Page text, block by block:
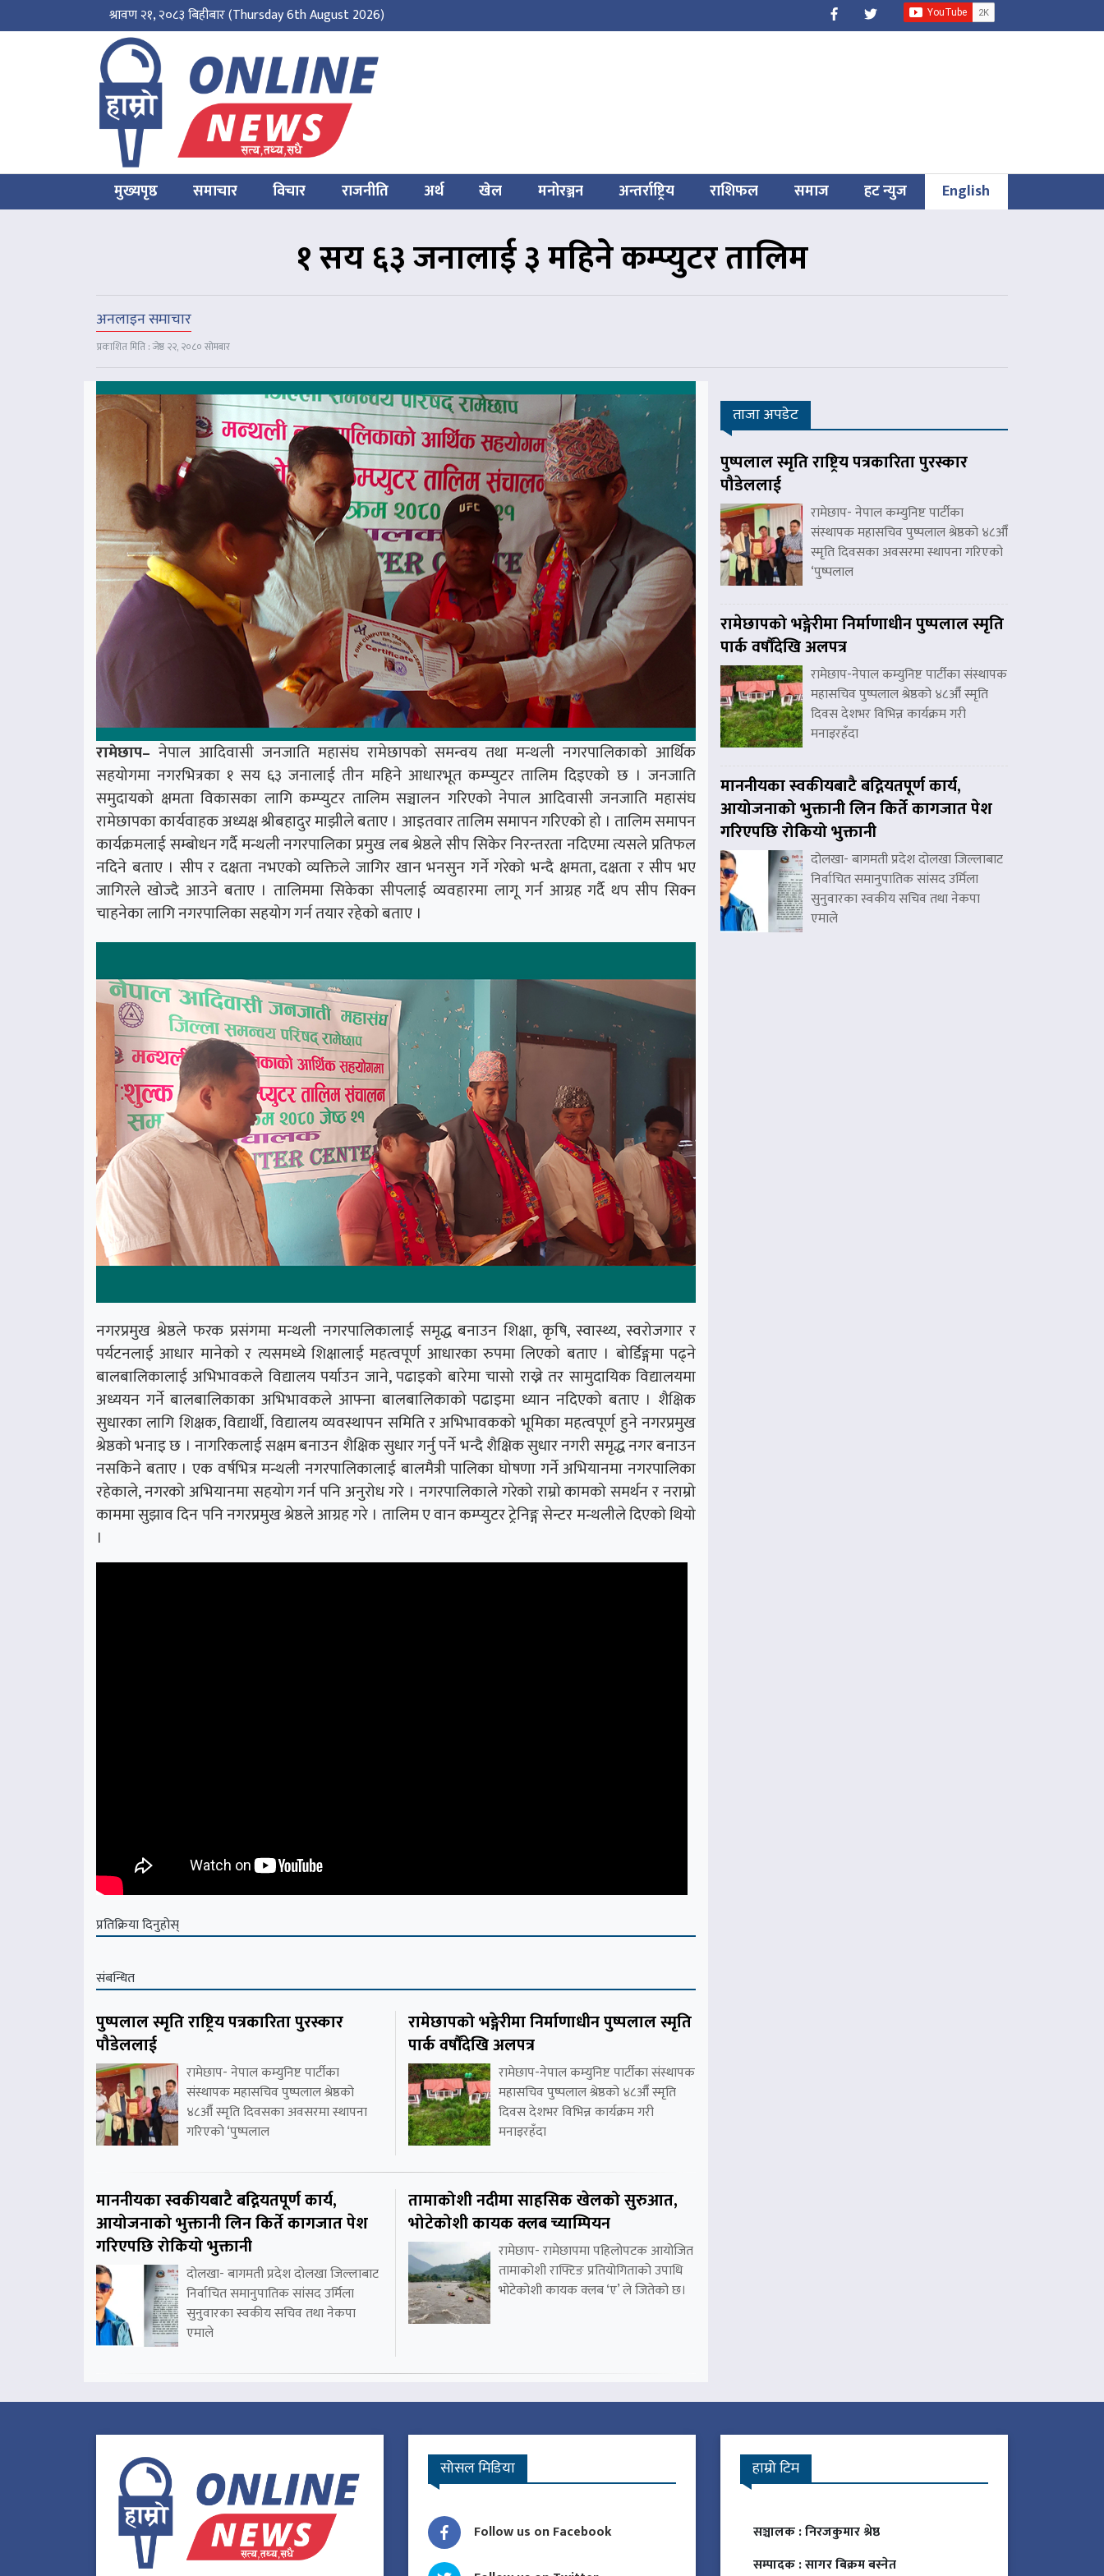
श्रावण २१, २०८३ बिहीबार(Thursday 6th August 2026)
मुख्यपृष्ठ समाचार विचार राजनीति अर्थ खेल मनोरञ्जन अन्तर्राष्ट्रिय राशिफल समाज हट न्युज English
१ सय ६३ जनालाई ३ महिने कम्प्युटर तालिम
अनलाइन समाचार
प्रकाशित मिति : जेष्ठ २२, २०८० सोमबार
रामेछाप– नेपाल आदिवासी जनजाति महासंघ रामेछापको समन्वय तथा मन्थली नगरपालिकाको आर्थिक
सहयोगमा नगरभित्रका १ सय ६३ जनालाई तीन महिने आधारभूत कम्प्युटर तालिम दिइएको छ । जनजाति
समुदायको क्षमता विकासका लागि कम्प्युटर तालिम सञ्चालन गरिएको नेपाल आदिवासी जनजाति महासंघ
रामेछापका कार्यवाहक अध्यक्ष श्रीबहादुर माझीले बताए । आइतवार तालिम समापन गरिएको हो । तालिम समापन
कार्यक्रमलाई सम्बोधन गर्दै मन्थली नगरपालिका प्रमुख लब श्रेष्ठले सीप सिकेर निरन्तरता नदिएमा त्यसले प्रतिफल
नदिने बताए । सीप र दक्षता नभएको व्यक्तिले जागिर खान भनसुन गर्ने गरेको भन्दै क्षमता, दक्षता र सीप भए
जागिरले खोज्दै आउने बताए । तालिममा सिकेका सीपलाई व्यवहारमा लागू गर्न आग्रह गर्दै थप सीप सिक्न
चाहनेका लागि नगरपालिका सहयोग गर्न तयार रहेको बताए ।
नगरप्रमुख श्रेष्ठले फरक प्रसंगमा मन्थली नगरपालिकालाई समृद्ध बनाउन शिक्षा, कृषि, स्वास्थ्य, स्वरोजगार र
पर्यटनलाई आधार मानेको र त्यसमध्ये शिक्षालाई महत्वपूर्ण आधारका रुपमा लिएको बताए । बोर्डिङ्गमा पढ्ने
बालबालिकालाई अभिभावकले विद्यालय पर्याउन जाने, पढाइको बारेमा चासो राख्ने तर सामुदायिक विद्यालयमा
अध्ययन गर्ने बालबालिकाका अभिभावकले आफ्ना बालबालिकाको पढाइमा ध्यान नदिएको बताए । शैक्षिक
सुधारका लागि शिक्षक, विद्यार्थी, विद्यालय व्यवस्थापन समिति र अभिभावकको भूमिका महत्वपूर्ण हुने नगरप्रमुख
श्रेष्ठको भनाइ छ । नागरिकलाई सक्षम बनाउन शैक्षिक सुधार गर्नु पर्ने भन्दै शैक्षिक सुधार नगरी समृद्ध नगर बनाउन
नसकिने बताए । एक वर्षभित्र मन्थली नगरपालिकालाई बालमैत्री पालिका घोषणा गर्ने अभियानमा नगरपालिका
रहेकाले, नगरको अभियानमा सहयोग गर्न पनि अनुरोध गरे । नगरपालिकाले गरेको राम्रो कामको समर्थन र नराम्रो
काममा सुझाव दिन पनि नगरप्रमुख श्रेष्ठले आग्रह गरे । तालिम ए वान कम्प्युटर ट्रेनिङ्ग सेन्टर मन्थलीले दिएको थियो
।
प्रतिक्रिया दिनुहोस्
संबन्धित
पुष्पलाल स्मृति राष्ट्रिय पत्रकारिता पुरस्कार
पौडेललाई
रामेछाप- नेपाल कम्युनिष्ट पार्टीका
संस्थापक महासचिव पुष्पलाल श्रेष्ठको
४८औँ स्मृति दिवसका अवसरमा स्थापना
गरिएको ‘पुष्पलाल
रामेछापको भङ्गेरीमा निर्माणाधीन पुष्पलाल स्मृति
पार्क वर्षौंदेखि अलपत्र
रामेछाप-नेपाल कम्युनिष्ट पार्टीका संस्थापक
महासचिव पुष्पलाल श्रेष्ठको ४८औँ स्मृति
दिवस देशभर विभिन्न कार्यक्रम गरी
मनाइरहँदा
माननीयका स्वकीयबाटै बद्नियतपूर्ण कार्य,
आयोजनाको भुक्तानी लिन किर्ते कागजात पेश
गरिएपछि रोकियो भुक्तानी
दोलखा- बागमती प्रदेश दोलखा जिल्लाबाट
निर्वाचित समानुपातिक सांसद उर्मिला
सुनुवारका स्वकीय सचिव तथा नेकपा
एमाले
तामाकोशी नदीमा साहसिक खेलको सुरुआत,
भोटेकोशी कायक क्लब च्याम्पियन
रामेछाप- रामेछापमा पहिलोपटक आयोजित
तामाकोशी राफ्टिङ प्रतियोगिताको उपाधि
भोटेकोशी कायक क्लब ‘ए’ ले जितेको छ।
ताजा अपडेट
पुष्पलाल स्मृति राष्ट्रिय पत्रकारिता पुरस्कार
पौडेललाई
रामेछाप- नेपाल कम्युनिष्ट पार्टीका
संस्थापक महासचिव पुष्पलाल श्रेष्ठको ४८औँ
स्मृति दिवसका अवसरमा स्थापना गरिएको
‘पुष्पलाल
रामेछापको भङ्गेरीमा निर्माणाधीन पुष्पलाल स्मृति
पार्क वर्षौंदेखि अलपत्र
रामेछाप-नेपाल कम्युनिष्ट पार्टीका संस्थापक
महासचिव पुष्पलाल श्रेष्ठको ४८औँ स्मृति
दिवस देशभर विभिन्न कार्यक्रम गरी
मनाइरहँदा
माननीयका स्वकीयबाटै बद्नियतपूर्ण कार्य,
आयोजनाको भुक्तानी लिन किर्ते कागजात पेश
गरिएपछि रोकियो भुक्तानी
दोलखा- बागमती प्रदेश दोलखा जिल्लाबाट
निर्वाचित समानुपातिक सांसद उर्मिला
सुनुवारका स्वकीय सचिव तथा नेकपा
एमाले
सोसल मिडिया
Follow us on Facebook
हाम्रो टिम
सञ्चालक :निरजकुमार श्रेष्ठ
सम्पादक :सागर बिक्रम बस्नेत